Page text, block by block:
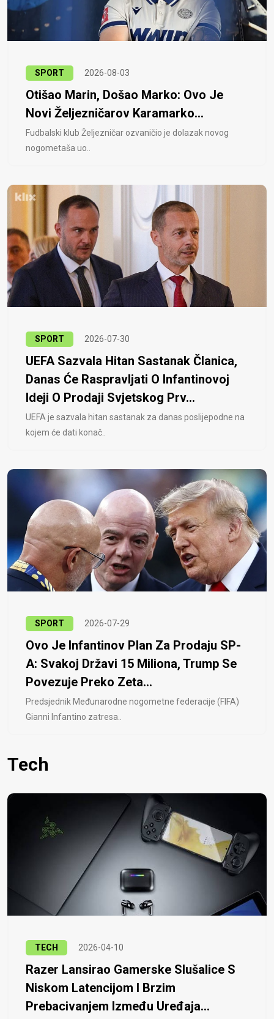
SPORT 2026-08-03
Otišao Marin, Došao Marko: Ovo Je
Novi Željezničarov Karamarko...
Fudbalski klub Željezničar ozvaničio je dolazak novog
nogometaša uo..
SPORT 2026-07-30
UEFA Sazvala Hitan Sastanak Članica,
Danas Će Raspravljati O Infantinovoj
Ideji O Prodaji Svjetskog Prv...
UEFA je sazvala hitan sastanak za danas poslijepodne na
kojem će dati konač..
SPORT 2026-07-29
Ovo Je Infantinov Plan Za Prodaju SP-
A: Svakoj Državi 15 Miliona, Trump Se
Povezuje Preko Zeta...
Predsjednik Međunarodne nogometne federacije (FIFA)
Gianni Infantino zatresa..
Tech
TECH 2026-04-10
Razer Lansirao Gamerske Slušalice S
Niskom Latencijom I Brzim
Prebacivanjem Između Uređaja...